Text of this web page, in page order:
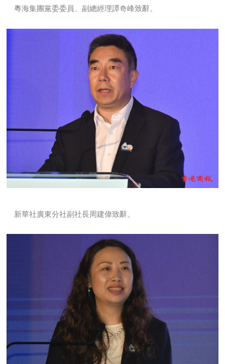
粵海集團黨委委員、副總經理譚奇峰致辭。
新華社廣東分社副社長周建偉致辭。